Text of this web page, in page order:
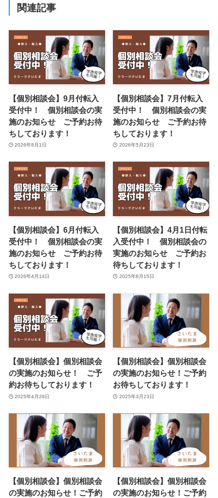
関連記事
【個別相談会】9月付転入
受付中！ 個別相談会の実
施のお知らせ ご予約お待
ちしております！
2026年8月1日
【個別相談会】7月付転入
受付中！ 個別相談会の実
施のお知らせ ご予約お待
ちしております！
2026年5月23日
【個別相談会】6月付転入
受付中！ 個別相談会の実
施のお知らせ ご予約お待
ちしております！
2026年4月14日
【個別相談会】4月1日付転
入受付中！ 個別相談会の
実施のお知らせ ご予約お
待ちしております！
2025年8月15日
【個別相談会】個別相談会
の実施のお知らせ！ ご予
約お待ちしております！
2025年4月29日
【個別相談会】個別相談会
の実施のお知らせ！ご予約
お待ちしております！
2025年3月23日
【個別相談会】個別相談会
の実施のお知らせ！ご予約
【個別相談会】個別相談会
の実施のお知らせ！ご予約